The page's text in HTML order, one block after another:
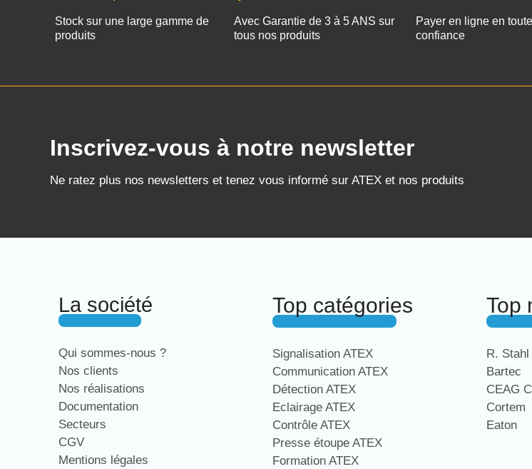
Stock sur une large gamme de
produits
Avec Garantie de 3 à 5 ANS sur
tous nos produits
Payer en ligne en toute
confiance
Inscrivez-vous à notre newsletter
Ne ratez plus nos newsletters et tenez vous informé sur ATEX et nos produits
La société
Qui sommes-nous ?
Nos clients
Nos réalisations
Documentation
Secteurs
CGV
Mentions légales
Top catégories
Signalisation ATEX
Communication ATEX
Détection ATEX
Eclairage ATEX
Contrôle ATEX
Presse étoupe ATEX
Formation ATEX
Top
R. Stahl
Bartec
CEAG
Cortem
Eaton